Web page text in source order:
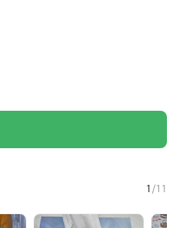
1 /11